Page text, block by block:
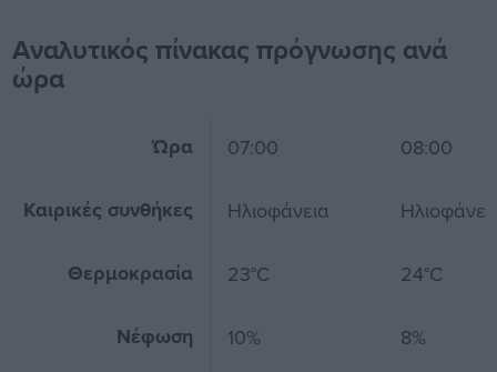
Αναλυτικός πίνακας πρόγνωσης ανά
ώρα
Ώρα
Καιρικές συνθήκες
Θερμοκρασία
Νέφωση
07:00
Ηλιοφάνεια
23°C
10%
08:00
24°C
8%